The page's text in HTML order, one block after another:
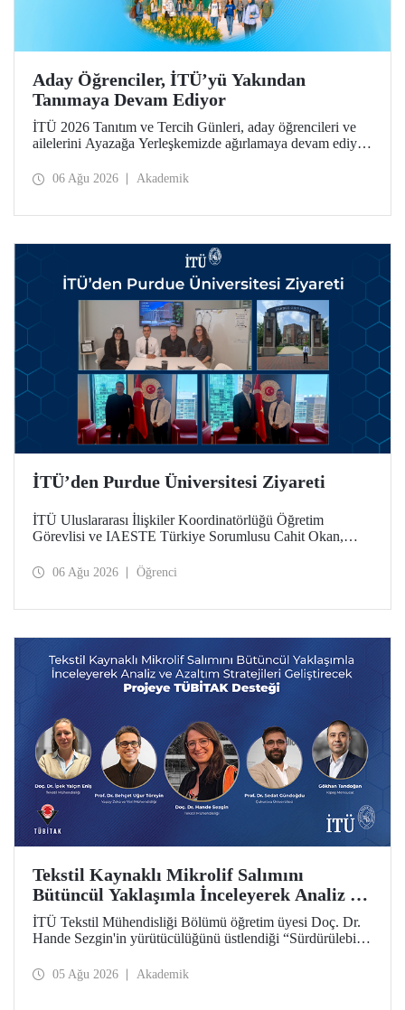
Aday Öğrenciler, İTÜ’yü Yakından
Tanımaya Devam Ediyor
İTÜ 2026 Tanıtım ve Tercih Günleri, aday öğrencileri ve
ailelerini Ayazağa Yerleşkemizde ağırlamaya devam ediyor.
ilgili fakülte ve birimler adaylara bilgi vermeye devam
06 Ağu 2026 Akademik
İTÜ’den Purdue Üniversitesi Ziyareti
İTÜ Uluslararası İlişkiler Koordinatörlüğü Öğretim
Görevlisi ve IAESTE Türkiye Sorumlusu Cahit Okan,
Temmuz tarihlerinde ABD’de dünyanın önde gelen
06 Ağu 2026 Öğrenci
Tekstil Kaynaklı Mikrolif Salımını
Bütüncül Yaklaşımla İnceleyerek Analiz ve
Azaltım Stratejileri Geliştirecek Projeye
TÜBİTAK Desteği
İTÜ Tekstil Mühendisliği Bölümü öğretim üyesi Doç. Dr.
Hande Sezgin'in yürütücülüğünü üstlendiği “Sürdürülebilir
Koşullarına Bağlı Mikrolif Salımı: Aşınma, UV Maruziyeti
05 Ağu 2026 Akademik